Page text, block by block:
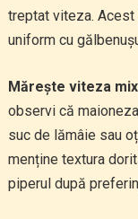
treptat viteza. Acest
uniform cu
Mărește viteza
observi că
suc de lămâie sau
menține textura
piperul după